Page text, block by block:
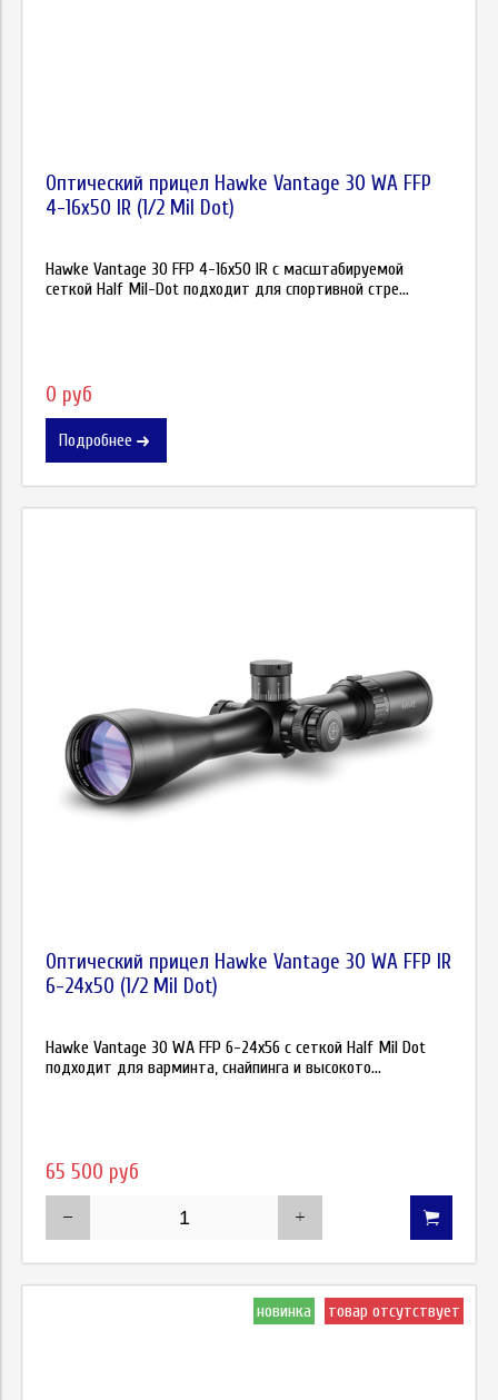
Оптический прицел Hawke Vantage 30 WA FFP
4-16х50 IR (1/2 Mil Dot)
Hawke Vantage 30 FFP 4-16х50 IR с масштабируемой
сеткой Half Mil-Dot подходит для спортивной стре...
0 руб
Подробнее
Оптический прицел Hawke Vantage 30 WA FFP IR
6-24х50 (1/2 Mil Dot)
Hawke Vantage 30 WA FFP 6-24х56 с сеткой Half Mil Dot
подходит для варминта, снайпинга и высокото...
65 500 руб
новинка товар отсутствует